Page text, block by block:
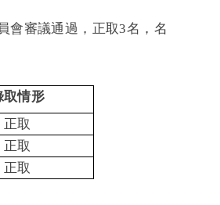
會審議通過，正取3名，名
取情形
正取
正取
正取